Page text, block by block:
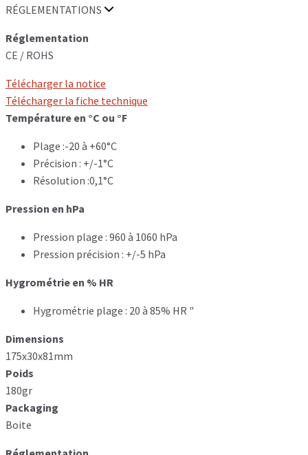
RÉGLEMENTATIONS
Réglementation
CE / ROHS
Télécharger la notice
Télécharger la fiche technique
Température en °C ou °F
Plage :-20 à +60°C
Précision : +/-1°C
Résolution :0,1°C
Pression en hPa
Pression plage : 960 à 1060 hPa
Pression précision : +/-5 hPa
Hygrométrie en % HR
Hygrométrie plage : 20 à 85% HR "
Dimensions
175x30x81mm
Poids
180gr
Packaging
Boite